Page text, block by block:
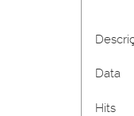
Data
Hits